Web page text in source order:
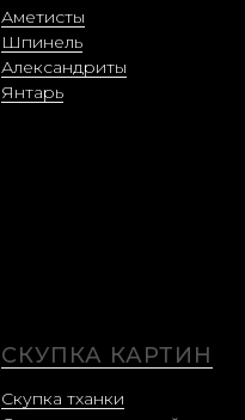
Аметисты
Шпинель
Александриты
Янтарь
СКУПКА КАРТИН
Скупка тханки